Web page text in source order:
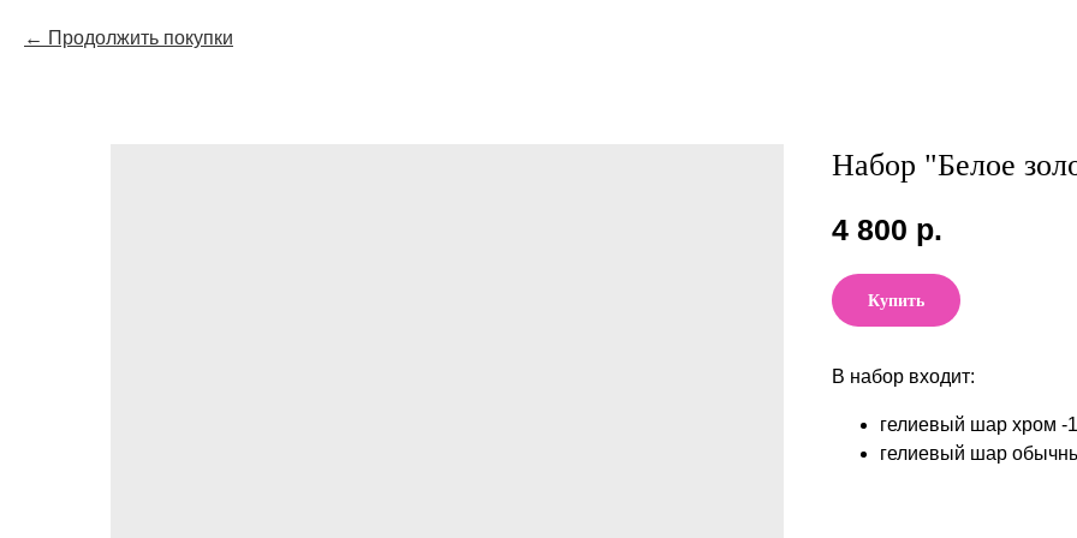
Продолжить покупки
Набор "Белое
4 800 р.
Купить
В набор входит:
гелиевый шар хром -
гелиевый шар